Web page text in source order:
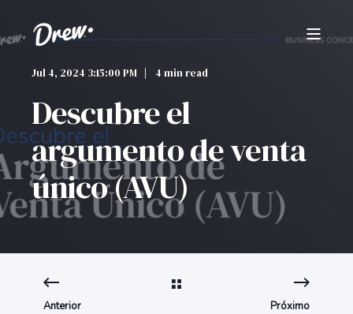
Jul 4, 2024 3:15:00 PM 4 min read
Descubre el
argumento de venta
único (AVU)
Anterior Próximo